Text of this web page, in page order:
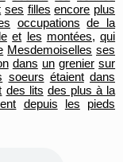
ses filles encore plus
occupations de la
et les montées, qui
Mesdemoiselles ses
dans un grenier sur
soeurs étaient dans
des lits des plus à la
depuis les
pieds